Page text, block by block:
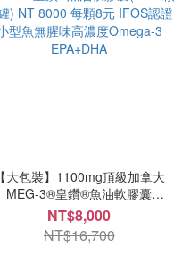
【大包裝】1100mg頂級加拿大
MEG-3®皇鑽®魚油軟膠囊
(1000顆*1罐) NT 8000 每顆8
元 IFOS認證小型魚無腥味高濃
度Omega-3 EPA+DHA
NT$8,000
NT$16,700